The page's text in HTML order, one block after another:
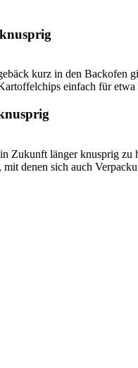
kurz in den Backofen
einfach für
Zukunft länger knusprig zu
denen sich auch